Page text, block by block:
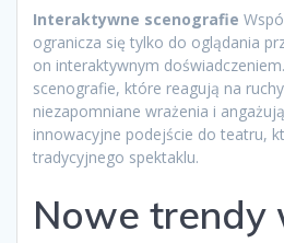
Interaktywne scenografie
ogranicza się tylko do oglądania
on interaktywnym
scenografie, które reagują na
niezapomniane wrażenia i
innowacyjne podejście do teatru,
tradycyjnego spektaklu.
Nowe trendy